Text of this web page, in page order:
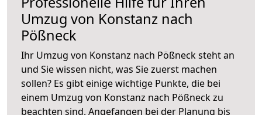
Umzug von Konstanz nach
Pößneck
Ihr Umzug von Konstanz nach Pößneck steht an
und Sie wissen nicht, was Sie zuerst machen
sollen? Es gibt einige wichtige Punkte, die bei
einem Umzug von Konstanz nach Pößneck zu
beachten sind. Angefangen bei der Planung bis